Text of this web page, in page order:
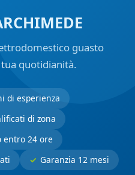
guasto
quotidianità.
di esperienza
di zona
24 ore
Garanzia 12 mesi